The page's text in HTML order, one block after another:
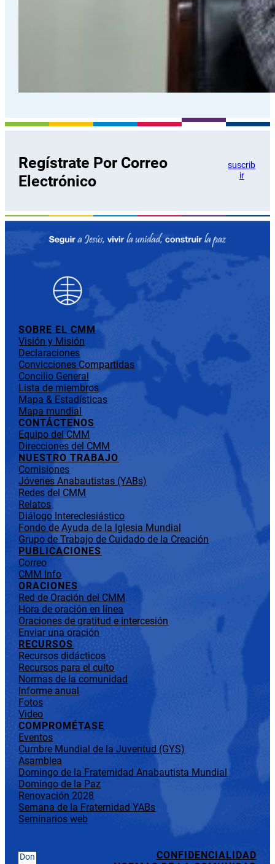
Regístrate Por Correo
Electrónico
suscrib
ir
SOBRE EL CMM
Visión y Misión
Declaraciones
Convicciones Compartidas
Concilio General
Lista de miembros
Mapa & Estadísticas
Mapa mundial
CONTÁCTENOS
Equipo del CMM
Direcciones del CMM
NUESTRO TRABAJO
Comisiones
Jóvenes Anabautistas (YABs)
Redes del CMM
Relatos
Diálogo Intereclesiástico
Fondo de Ayuda de la Iglesia Mundial
Grupo de Trabajo de Cuidado de la Creación
PUBLICACIONES
Correo
CMM Info
ORACIONES
Red de Oración del CMM
Hora de oración en línea
Oraciones de gratitud e intercesión
Enviar una oración
RECURSOS
Recursos didácticos
Recursos para el culto
Normas de la comunidad
Informe anual
Fotos
Video
COMPROMÉTASE
Eventos
Cumbre Mundial de la Juventud (GYS)
Asamblea
Domingo de la Fraternidad Anabautista Mundial
Domingo de la Paz
Renovación 2028
Semana de la Fraternidad YABs
Seminarios web
Don
CONFIDENCIALIDAD